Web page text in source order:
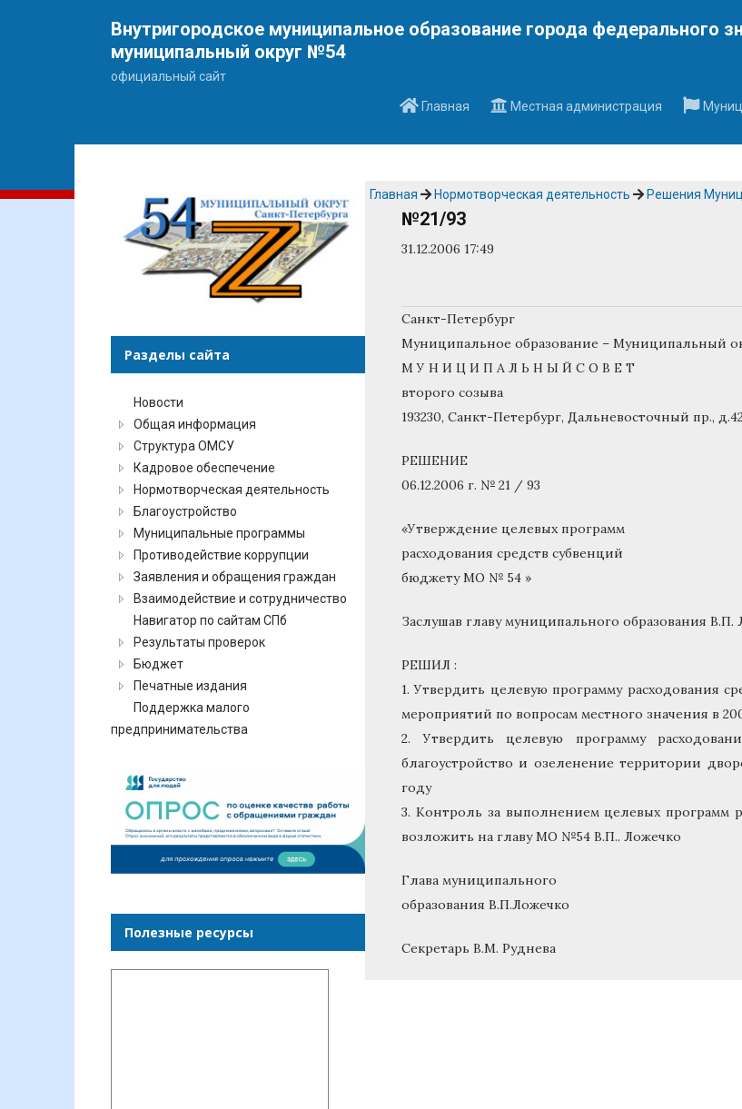
Внутригородское муниципальное образование города федерального
муниципальный округ №54
официальный сайт
Главная
Местная администрация
Главная Нормотворческая деятельность Решения
№21/93
31.12.2006 17:49
Санкт-Петербург
Муниципальное образование – Муниципальный
М У Н И Ц И П А Л Ь Н Ы Й С О В Е Т
второго созыва
193230, Санкт-Петербург, Дальневосточный пр.,
РЕШЕНИЕ
06.12.2006 г. № 21 / 93
«Утверждение целевых программ
расходования средств субвенций
бюджету МО № 54 »
Заслушав главу муниципального образования В.П.
РЕШИЛ :
1. Утвердить целевую программу
мероприятий по вопросам местного значения в
2. Утвердить целевую программу
благоустройство и озеленение территории
году
3. Контроль за выполнением целевых
возложить на главу МО №54 В.П.. Ложечко
Глава муниципального
образования В.П.Ложечко
Секретарь В.М. Руднева
Разделы сайта
Новости
Общая информация
Структура ОМСУ
Кадровое обеспечение
Нормотворческая деятельность
Благоустройство
Муниципальные программы
Противодействие коррупции
Заявления и обращения граждан
Взаимодействие и сотрудничество
Навигатор по сайтам СПб
Результаты проверок
Бюджет
Печатные издания
Поддержка малого
предпринимательства
Полезные ресурсы